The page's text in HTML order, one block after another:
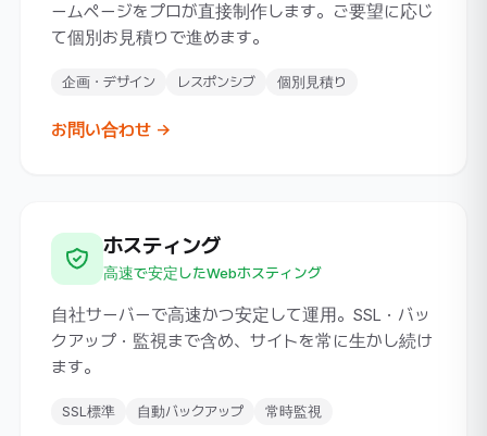
ームページをプロが直接制作します。ご要望に応じ
て個別お見積りで進めます。
企画・デザイン レスポンシブ 個別見積り
お問い合わせ →
ホスティング
高速で安定したWebホスティング
自社サーバーで高速かつ安定して運用。SSL・バッ
クアップ・監視まで含め、サイトを常に生かし続け
ます。
SSL標準 自動バックアップ 常時監視